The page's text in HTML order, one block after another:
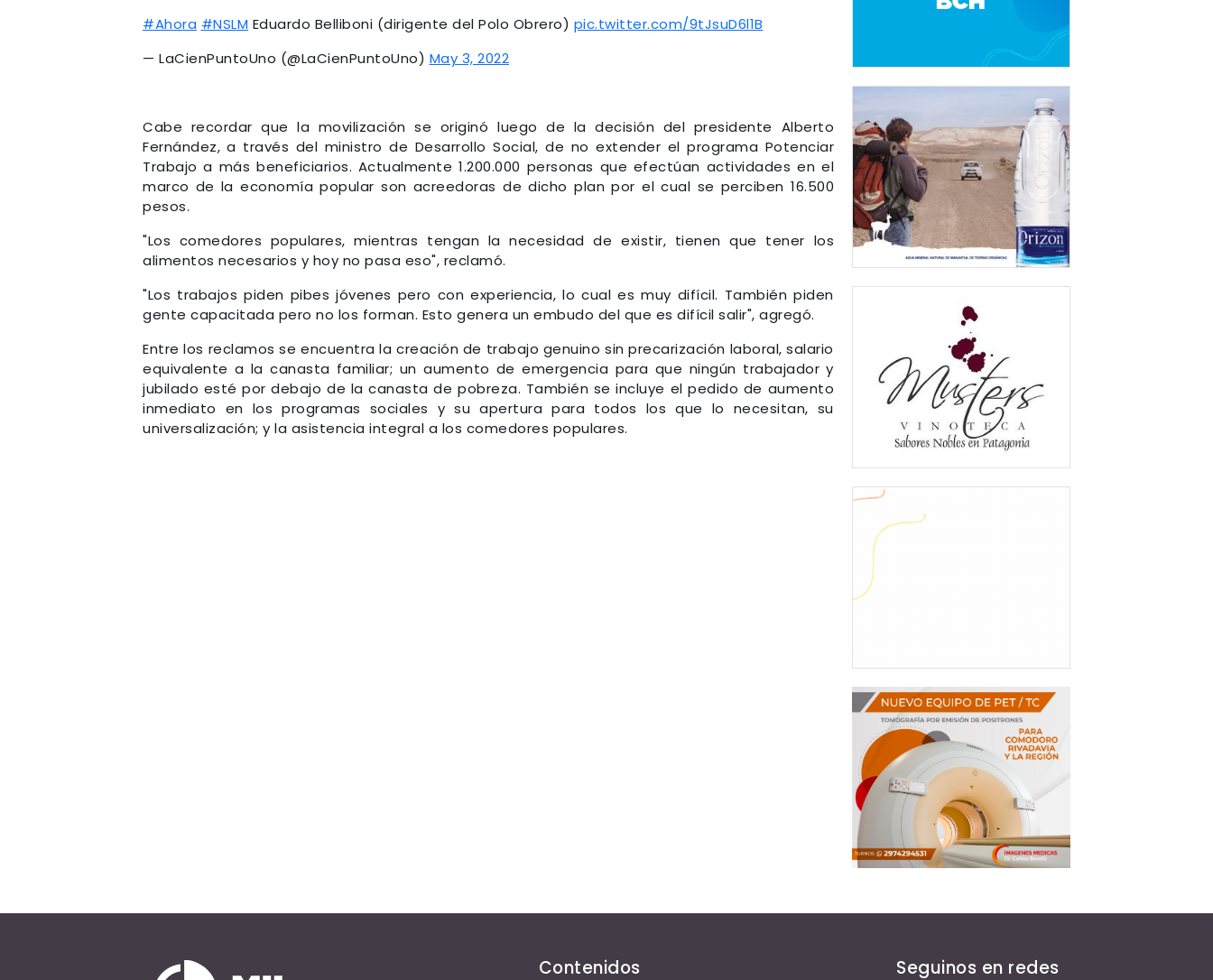
#Ahora #NSLM Eduardo Belliboni (dirigente del Polo Obrero) pic.twitter.com/9tJsuD6l1B
— LaCienPuntoUno (@LaCienPuntoUno) May 3, 2022
Cabe recordar que la movilización se originó luego de la decisión del presidente Alberto
Fernández, a través del ministro de Desarrollo Social, de no extender el programa Potenciar
Trabajo a más beneficiarios. Actualmente 1.200.000 personas que efectúan actividades en el
marco de la economía popular son acreedoras de dicho plan por el cual se perciben 16.500
pesos.
"Los comedores populares, mientras tengan la necesidad de existir, tienen que tener los
alimentos necesarios y hoy no pasa eso", reclamó.
"Los trabajos piden pibes jóvenes pero con experiencia, lo cual es muy difícil. También piden
gente capacitada pero no los forman. Esto genera un embudo del que es difícil salir", agregó.
Entre los reclamos se encuentra la creación de trabajo genuino sin precarización laboral, salario
equivalente a la canasta familiar; un aumento de emergencia para que ningún trabajador y
jubilado esté por debajo de la canasta de pobreza. También se incluye el pedido de aumento
inmediato en los programas sociales y su apertura para todos los que lo necesitan, su
universalización; y la asistencia integral a los comedores populares.
Contenidos Seguinos en redes